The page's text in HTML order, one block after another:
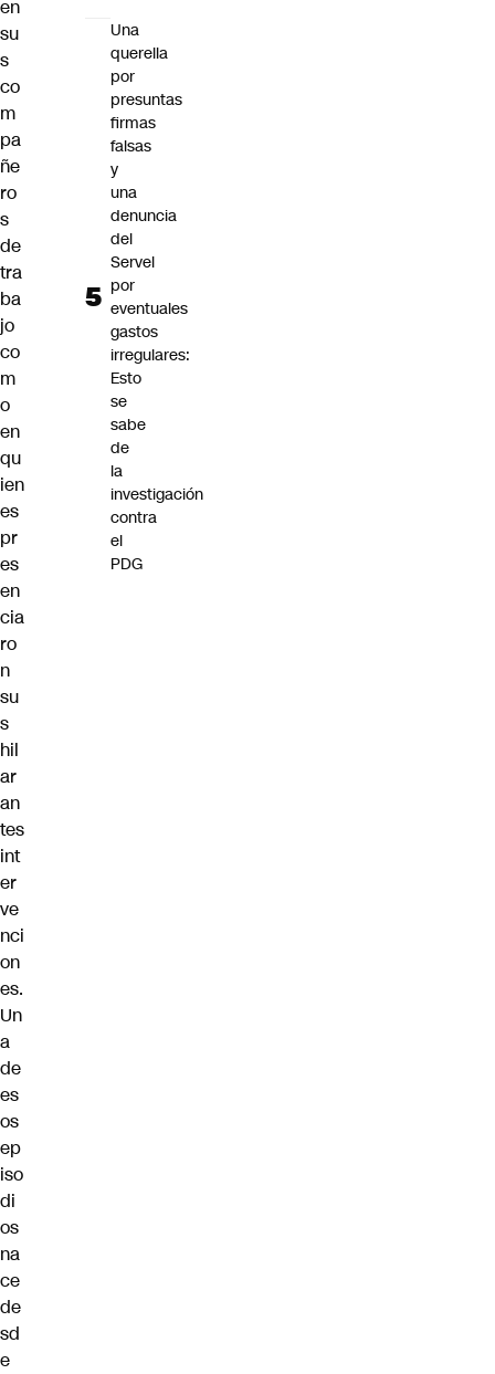
en
su
s
co
m
pa
ñe
ro
s
de
tra
ba
jo
co
m
o
en
qu
ien
es
pr
es
en
cia
ro
n
su
s
hil
ar
an
tes
int
er
ve
nci
on
es.
Un
a
de
es
os
ep
iso
di
os
na
ce
de
sd
e
Una
querella
por
presuntas
firmas
falsas
y
una
denuncia
del
Servel
por
eventuales
gastos
irregulares:
Esto
se
sabe
de
la
investigación
contra
el
PDG